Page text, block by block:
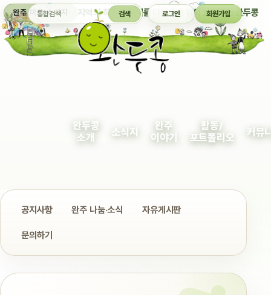
완주 마을 소식지 지역의 작은 이야기를 다정하게 엮어 보여주는 완두콩
통합검색 검색 로그인 회원가입
완두콩
소개
소식지
완주
이야기
활동/
포트폴리오
커뮤
공지사항 완주 나눔·소식 자유게시판
문의하기